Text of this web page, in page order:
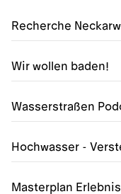
Recherche
Wir wollen baden!
Wasserstraßen
Hochwasser -
Masterplan